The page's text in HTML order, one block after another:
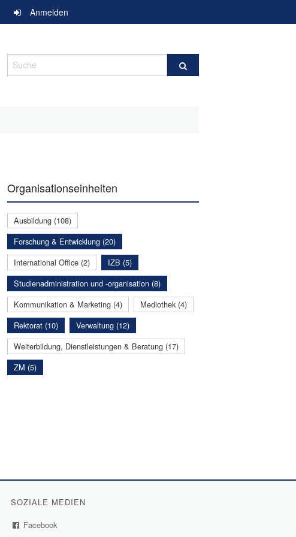
Anmelden
Suche
Organisationseinheiten
Ausbildung (108)
Forschung & Entwicklung (20)
International Office (2)
IZB (5)
Studienadministration und -organisation (8)
Kommunikation & Marketing (4)
Mediothek (4)
Rektorat (10)
Verwaltung (12)
Weiterbildung, Dienstleistungen & Beratung (17)
ZM (5)
SOZIALE MEDIEN
Facebook